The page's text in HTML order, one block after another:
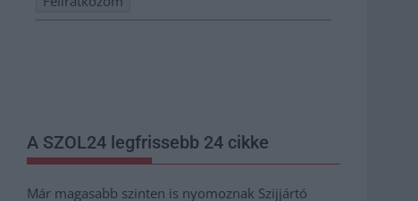
A SZOL24 legfrissebb 24 cikke
Már magasabb szinten is nyomoznak Szijjártó